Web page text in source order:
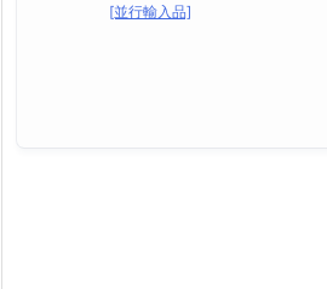
[並行輸入品]